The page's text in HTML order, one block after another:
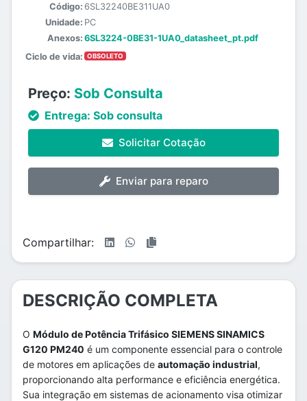
Código: 6SL32240BE311UA0
Unidade: PC
Anexos: 6SL3224-0BE31-1UA0_datasheet_pt.pdf
Ciclo de vida:
OBSOLETO
Preço: Sob Consulta
Entrega: Sob consulta
Solicitar Cotação
Enviar para reparo
Compartilhar:
DESCRIÇÃO COMPLETA
O Módulo de Potência Trifásico SIEMENS SINAMICS
G120 PM240 é um componente essencial para o controle
de motores em aplicações de automação industrial,
proporcionando alta performance e eficiência energética.
Sua integração em sistemas de acionamento visa otimizar